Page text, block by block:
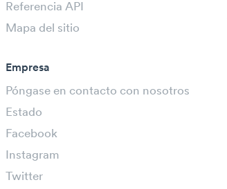
Referencia API
Mapa del sitio
Empresa
Póngase en contacto con nosotros
Estado
Facebook
Instagram
Twitter